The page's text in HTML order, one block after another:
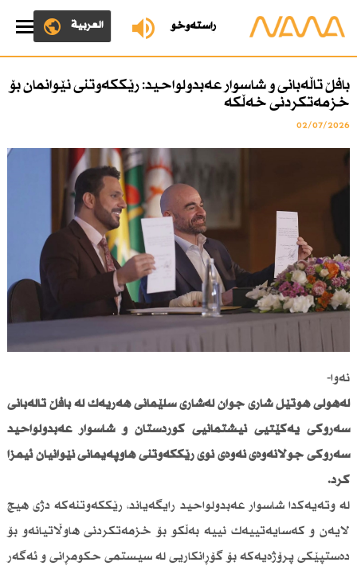
ڕاستەوخۆ العربية
بافڵ تاڵەبانی و شاسوار عەبدولواحید: رێككەوتنی نێوانمان بۆ
خزمەتكردنی خەڵكە
02/07/2026
نەوا-
لەهۆڵی هۆتێل شاری جوان لەشاری سلێمانی هەریەك لە بافڵ تاڵەبانی
سەرۆكی یەكێتیی نیشتمانیی كوردستان و شاسوار عەبدولواحید
سەرۆكی جوڵانەوەی نەوەی نوێ رێككەوتنی هاوپەیمانی نێوانیان ئیمزا
كرد.
لە وتەیەكدا شاسوار عەبدولواحید رایگەیاند، رێككەوتنەكە دژی هیچ
لایەن و كەسایەتییەك نییە بەڵكو بۆ خزمەتكردنی هاوڵاتیانەو بۆ
دەستپێكی پرۆژەیەكە بۆ گۆڕانكاریی لە سیستمی حكومڕانی و ئەگەر